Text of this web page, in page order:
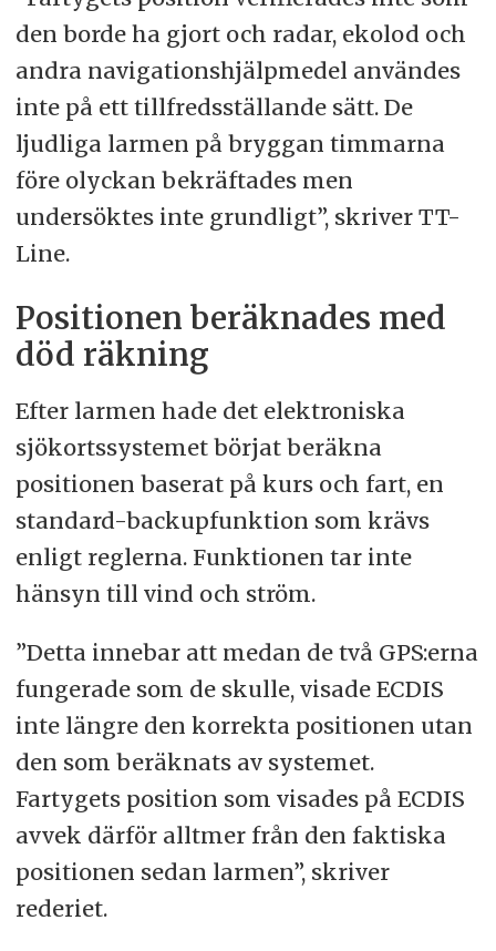
den borde ha gjort och radar, ekolod och
andra navigationshjälpmedel användes
inte på ett tillfredsställande sätt. De
ljudliga larmen på bryggan timmarna
före olyckan bekräftades men
undersöktes inte grundligt”, skriver TT-
Line.
Positionen beräknades med
död räkning
Efter larmen hade det elektroniska
sjökortssystemet börjat beräkna
positionen baserat på kurs och fart, en
standard-backupfunktion som krävs
enligt reglerna. Funktionen tar inte
hänsyn till vind och ström.
”Detta innebar att medan de två GPS:erna
fungerade som de skulle, visade ECDIS
inte längre den korrekta positionen utan
den som beräknats av systemet.
Fartygets position som visades på ECDIS
avvek därför alltmer från den faktiska
positionen sedan larmen”, skriver
rederiet.